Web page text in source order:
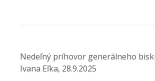
Nedeľný príhovor generálneho
Ivana Eľka, 28.9.2025